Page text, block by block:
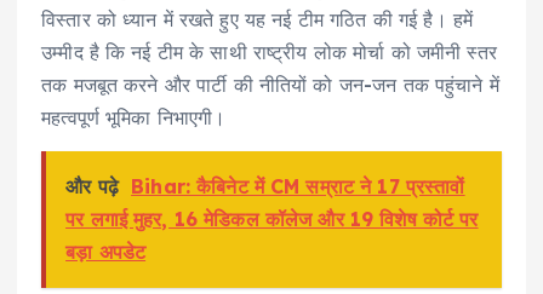
विस्तार को ध्यान में रखते हुए यह नई टीम गठित की गई है। हमें
उम्मीद है कि नई टीम के साथी राष्ट्रीय लोक मोर्चा को जमीनी स्तर
तक मजबूत करने और पार्टी की नीतियों को जन-जन तक पहुंचाने में
महत्वपूर्ण भूमिका निभाएगी।
और पढ़े Bihar: कैबिनेट में CM सम्राट ने 17 प्रस्तावों
पर लगाई मुहर, 16 मेडिकल कॉलेज और 19 विशेष कोर्ट पर
बड़ा अपडेट